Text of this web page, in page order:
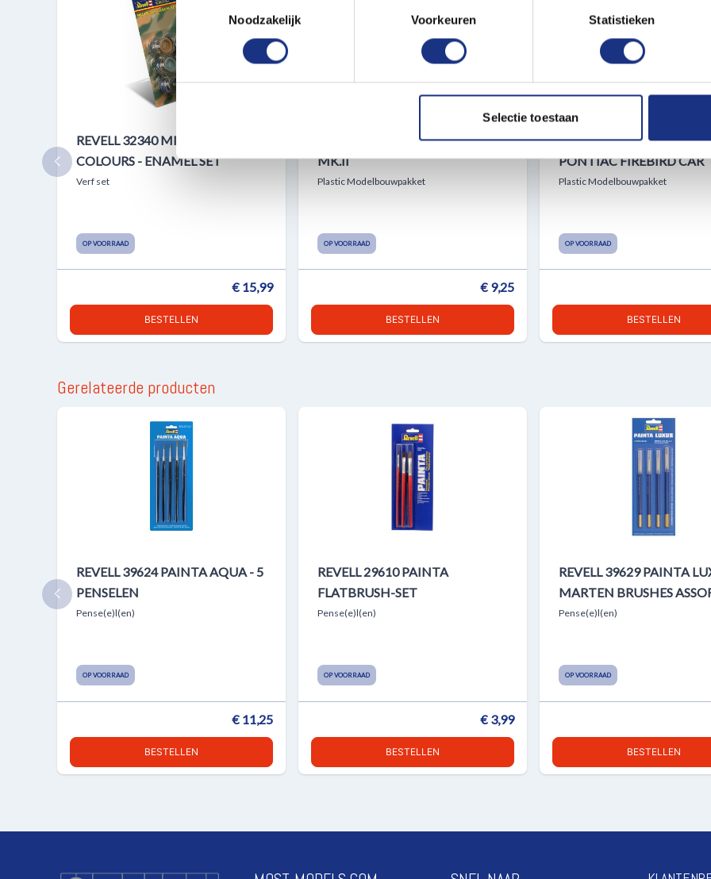
Lees meer over hoe uw persoonlijke gegevens worden verwerkt en stel uw voorkeuren in het
toestemming op elk moment wijzigen of intrekken in de Cookieverklaring.
websiteverkeer te analyseren. Ook delen we informatie over uw gebruik van onze site met
media, adverteren en analyse. Deze partners kunnen deze gegevens combineren met
Noodzakelijk
Voorkeuren Statistieken
Selectie toestaan
REVELL 32340 MILITARY
COLOURS - ENAMEL SET
Verf set
OP VOORRAAD
€ 15,99
BESTELLEN
1:76 REVELL 03289 HUMBER
MK.II
Plastic Modelbouwpakket
OP VOORRAAD
€ 9,25
BESTELLEN
1:24 REVELL 07672 1970
PONTIAC FIREBIRD CAR
Plastic Modelbouwpakket
OP VOORRAAD
BESTELLEN
Gerelateerde producten
REVELL 39624 PAINTA AQUA - 5
PENSELEN
Pense(e)l(en)
OP VOORRAAD
€ 11,25
BESTELLEN
REVELL 29610 PAINTA
FLATBRUSH-SET
Pense(e)l(en)
OP VOORRAAD
€ 3,99
BESTELLEN
REVELL 39629 PAINTA
MARTEN BRUSHES
Pense(e)l(en)
OP VOORRAAD
BESTELLEN